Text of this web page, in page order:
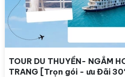
TOUR DU THUYỀN- NGẮM
TRANG [Trọn gói - ưu Đãi